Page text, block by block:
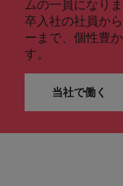
ムの一員になり
卒入社の社員か
ーまで、個性豊
す。
当社で働く